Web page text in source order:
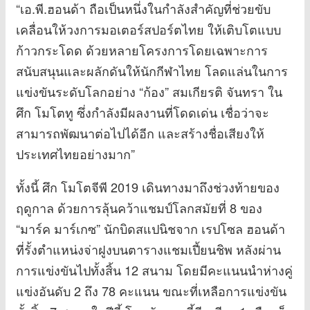
“เอ.พี.ฮอนด้า ถือเป็นหนึ่งในกำลังสำคัญที่ช่วยขับ
เคลื่อนให้วงการมอเตอร์สปอร์ตไทย ให้เติบโตแบบ
ก้าวกระโดด ด้วยหลายโครงการโดยเฉพาะการ
สนับสนุนและผลักดันให้นักกีฬาไทย โลดแล่นในการ
แข่งขันระดับโลกอย่าง “ก้อง” สมเกียรติ จันทรา ใน
ศึก โมโตทู ซึ่งกำลังมีผลงานที่โดดเด่น เชื่อว่าจะ
สามารถพัฒนาต่อไปได้อีก และสร้างชื่อเสียงให้
ประเทศไทยอย่างมาก”
ทั้งนี้ ศึก โมโตจีพี 2019 เดินทางมาถึงช่วงท้ายของ
ฤดูกาล ด้วยการลุ้นคว้าแชมป์โลกสมัยที่ 8 ของ
“มาร์ค มาร์เกซ” นักบิดสแปนิชจาก เรปโซล ฮอนด้า
ที่รั้งตำแหน่งจ่าฝูงบนตารางแชมเปี้ยนชิพ หลังผ่าน
การแข่งขันไปทั้งสิ้น 12 สนาม โดยมีคะแนนนำห่างคู่
แข่งอันดับ 2 ถึง 78 คะแนน ขณะที่เหลือการแข่งขัน